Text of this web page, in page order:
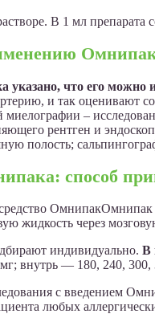
В 1 мл препарата
что его можно
и так оценивают
–
рентген и
полость;
способ
Омнипак
жидкость через
индивидуально. В
внутрь — 180, 240,
с введением
любых